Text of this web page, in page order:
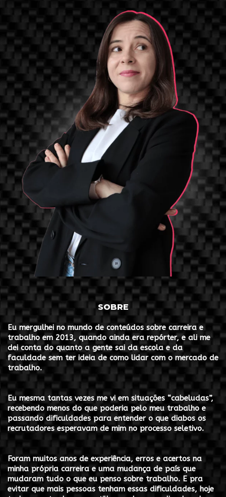
SOBRE
Eu mergulhei no mundo de conteúdos sobre carreira e
trabalho em 2013, quando ainda era repórter, e ali me
dei conta do quanto a gente sai da escola e da
faculdade sem ter ideia de como lidar com o mercado de
trabalho.
Eu mesma tantas vezes me vi em situações “cabeludas”,
recebendo menos do que poderia pelo meu trabalho e
passando dificuldades para entender o que diabos os
recrutadores esperavam de mim no processo seletivo.
Foram muitos anos de experiência, erros e acertos na
minha própria carreira e uma mudança de país que
mudaram tudo o que eu penso sobre trabalho. E pra
evitar que mais pessoas tenham essas dificuldades, hoje